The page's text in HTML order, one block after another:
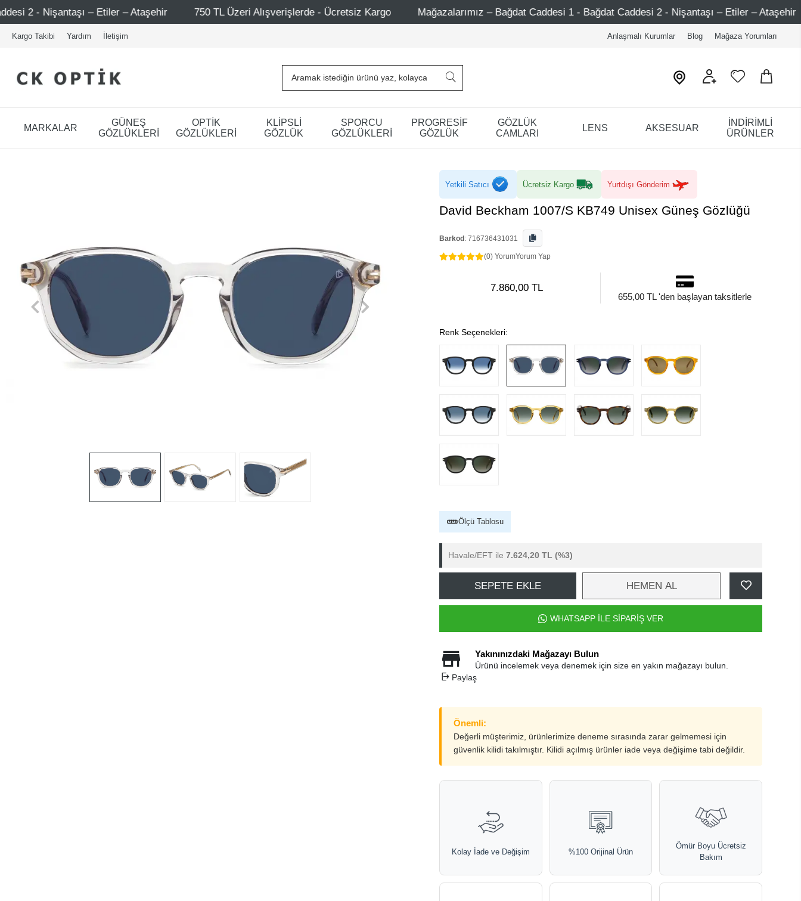
Ataşehir 750 TL Üzeri Alışverişlerde - Ücretsiz Kargo Mağazalarımız – Bağdat Caddesi 1 - Bağdat Caddesi 2 - Nişantaşı – Etiler – Ataşehir Şimdi Üye ol ! 5000
Kargo Takibi Yardım İletişim Anlaşmalı Kurumlar Blog Mağaza Yorumları
MARKALAR
GÜNEŞ
GÖZLÜKLERİ
OPTİK
GÖZLÜKLERİ
KLİPSLİ
GÖZLÜK
SPORCU
GÖZLÜKLERİ
PROGRESİF
GÖZLÜK
GÖZLÜK
CAMLARI
LENS AKSESUAR
İNDİRİMLİ
ÜRÜNLER
Yetkili Satıcı Ücretsiz Kargo Yurtdışı Gönderim
David Beckham 1007/S KB749 Unisex Güneş Gözlüğü
Barkod : 716736431031
(0) YorumYorum Yap
7.860,00 TL
655,00 TL 'den başlayan taksitlerle
Renk Seçenekleri:
Ölçü Tablosu
Havale/EFT ile 7.624,20 TL (%3)
SEPETE EKLE HEMEN AL
WHATSAPP İLE SİPARİŞ VER
Yakınınızdaki Mağazayı Bulun
Ürünü incelemek veya denemek için size en yakın mağazayı bulun.
Paylaş
Önemli:
Değerli müşterimiz, ürünlerimize deneme sırasında zarar gelmemesi için
güvenlik kilidi takılmıştır. Kilidi açılmış ürünler iade veya değişime tabi değildir.
Kolay İade ve Değişim %100 Orijinal Ürün
Ömür Boyu Ücretsiz
Bakım